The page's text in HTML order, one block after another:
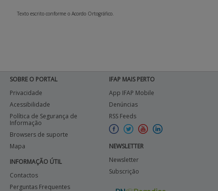
Texto escrito conforme o Acordo Ortográfico.
SOBRE O PORTAL
Privacidade
Acessibilidade
Política de Segurança de
Informação
Browsers de suporte
Mapa
INFORMAÇÃO ÚTIL
Contactos
Perguntas Frequentes
IFAP MAIS PERTO
App IFAP Mobile
Denúncias
RSS Feeds
NEWSLETTER
Newsletter
Subscrição